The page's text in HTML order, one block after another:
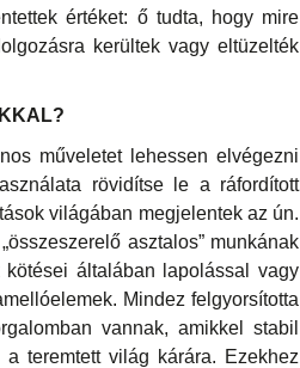
értéket: ő tudta, hogy mire
kerültek vagy eltüzelték
műveletet lehessen elvégezni
rövidítse le a ráfordított
világában megjelentek az ún.
asztalos” munkának
általában lapolással vagy
Mindez felgyorsította
vannak, amikkel stabil
teremtett világ kárára. Ezekhez